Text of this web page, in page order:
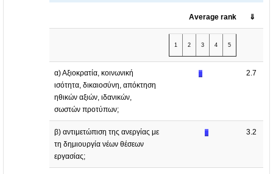
Average rank ⇓
1 2 3 4 5
α) Αξιοκρατία, κοινωνική
ισότητα, δικαιοσύνη, απόκτηση
ηθικών αξιών, ιδανικών,
σωστών προτύπων;
2.7
β) αντιμετώπιση της ανεργίας με
τη δημιουργία νέων θέσεων
εργασίας;
3.2